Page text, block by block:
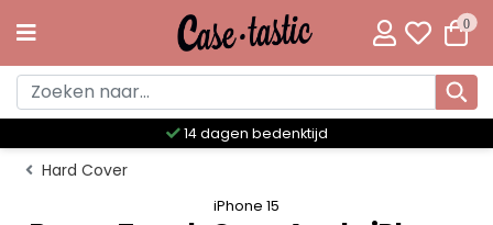
0
Meer dan 300 unieke designs
Hard Cover
iPhone 15